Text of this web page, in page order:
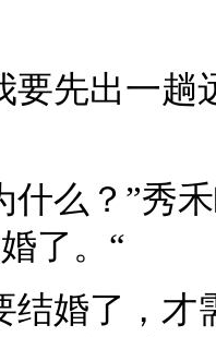
先出一趟
么？”秀禾
了。“
婚了，才